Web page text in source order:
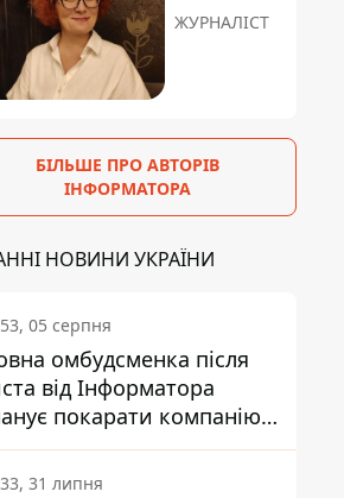
ЖУРНАЛІСТ
БІЛЬШЕ ПРО АВТОРІВ
ІНФОРМАТОРА
НОВИНИ УКРАЇНИ
05 серпня
омбудсменка після
від Інформатора
покарати компанію-
ПриватБанку
31 липня